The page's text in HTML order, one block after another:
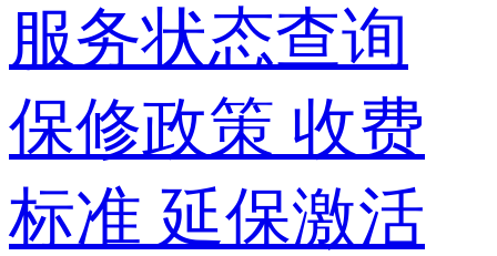
服务状态查询
保修政策 收费
标准 延保激活